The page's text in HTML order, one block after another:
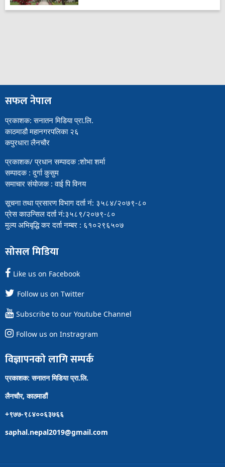
सफल नेपाल
प्रकाशक: सनातन मिडिया प्रा.लि.
काठमाडौ महानगरपलिका २६
कपुरधारा लैनचौर
प्रकाशक/ प्रधान सम्पादक :शोभा शर्मा
सम्पादक : दुर्गा कुसुम
समाचार संयोजक : वाई पि विनय
सूचना तथा प्रसारण विभाग दर्ता नं: ३५८४/२०७९-८०
प्रेस काउन्सिल दर्ता नं:३५८९/२०७९-८०
मुल्य अभिबृद्धि कर दर्ता नम्बर : ६१०२९६५०७
सोसल मिडिया
Like us on Facebook
Follow us on Twitter
Subscribe to our Youtube Channel
Follow us on Instragram
विज्ञापनको लागि सम्पर्क
प्रकाशक: सनातन मिडिया प्रा.लि.
लैनचौर, काठमाडौं
+९७७-९८४००६३७६६
saphal.nepal2019@gmail.com